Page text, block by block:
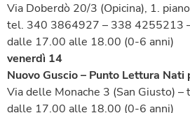
Via Doberdò 20/3 (Opicina), 1. piano
tel. 340 3864927 – 338 4255213
dalle 17.00 alle 18.00 (0-6 anni)
venerdì 14
Nuovo Guscio – Punto Lettura Nati
Via delle Monache 3 (San Giusto)
dalle 17.00 alle 18.00 (0-6 anni)